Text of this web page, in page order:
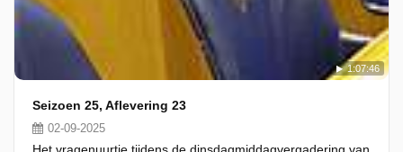
1:07:46
Seizoen 25, Aflevering 23
02-09-2025